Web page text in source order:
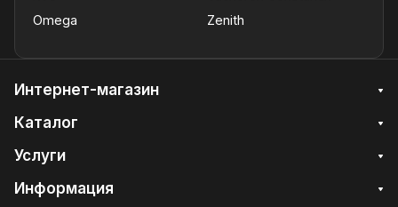
Omega
Zenith
Интернет-магазин
Каталог
Услуги
Информация